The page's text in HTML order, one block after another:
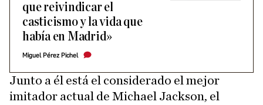
que reivindicar el
casticismo y la vida que
había en Madrid»
Miguel Pérez Pichel
Junto a él está el considerado el mejor
imitador actual de Michael Jackson, el